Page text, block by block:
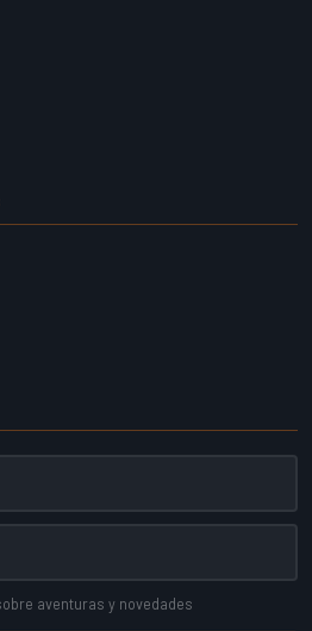
aventuras y novedades